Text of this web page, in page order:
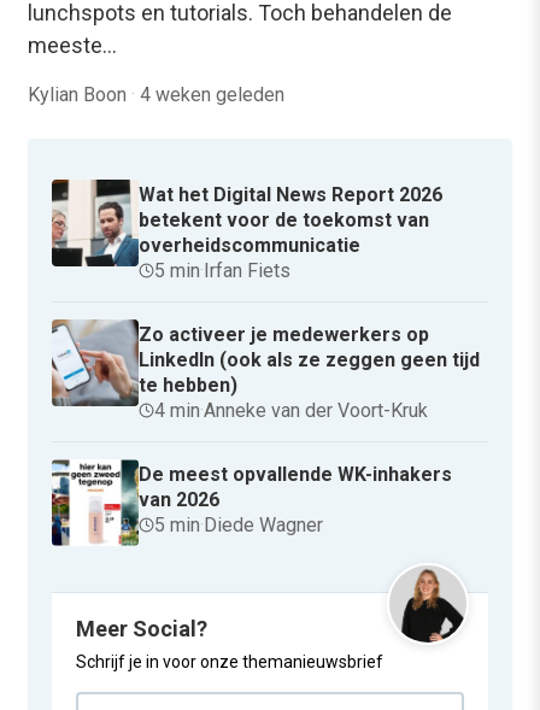
lunchspots en tutorials. Toch behandelen de
meeste…
Kylian Boon · 4 weken geleden
Wat het Digital News Report 2026
betekent voor de toekomst van
overheidscommunicatie
5 min·Irfan Fiets
Zo activeer je medewerkers op
LinkedIn (ook als ze zeggen geen tijd
te hebben)
4 min·Anneke van der Voort-Kruk
De meest opvallende WK-inhakers
van 2026
5 min·Diede Wagner
Meer Social?
Schrijf je in voor onze themanieuwsbrief